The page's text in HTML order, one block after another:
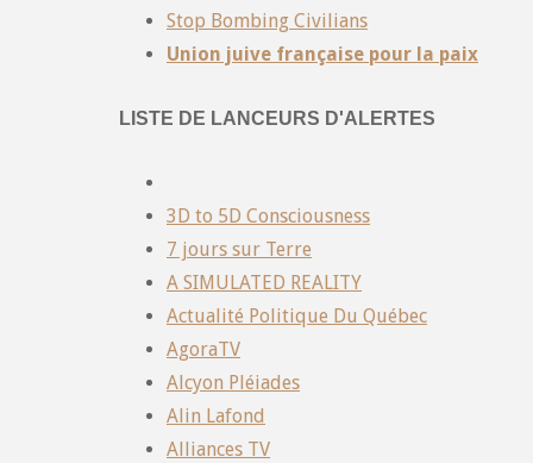
Stop Bombing Civilians
Union juive française pour la paix
LISTE DE LANCEURS D'ALERTES
3D to 5D Consciousness
7 jours sur Terre
A SIMULATED REALITY
Actualité Politique Du Québec
AgoraTV
Alcyon Pléiades
Alin Lafond
Alliances TV